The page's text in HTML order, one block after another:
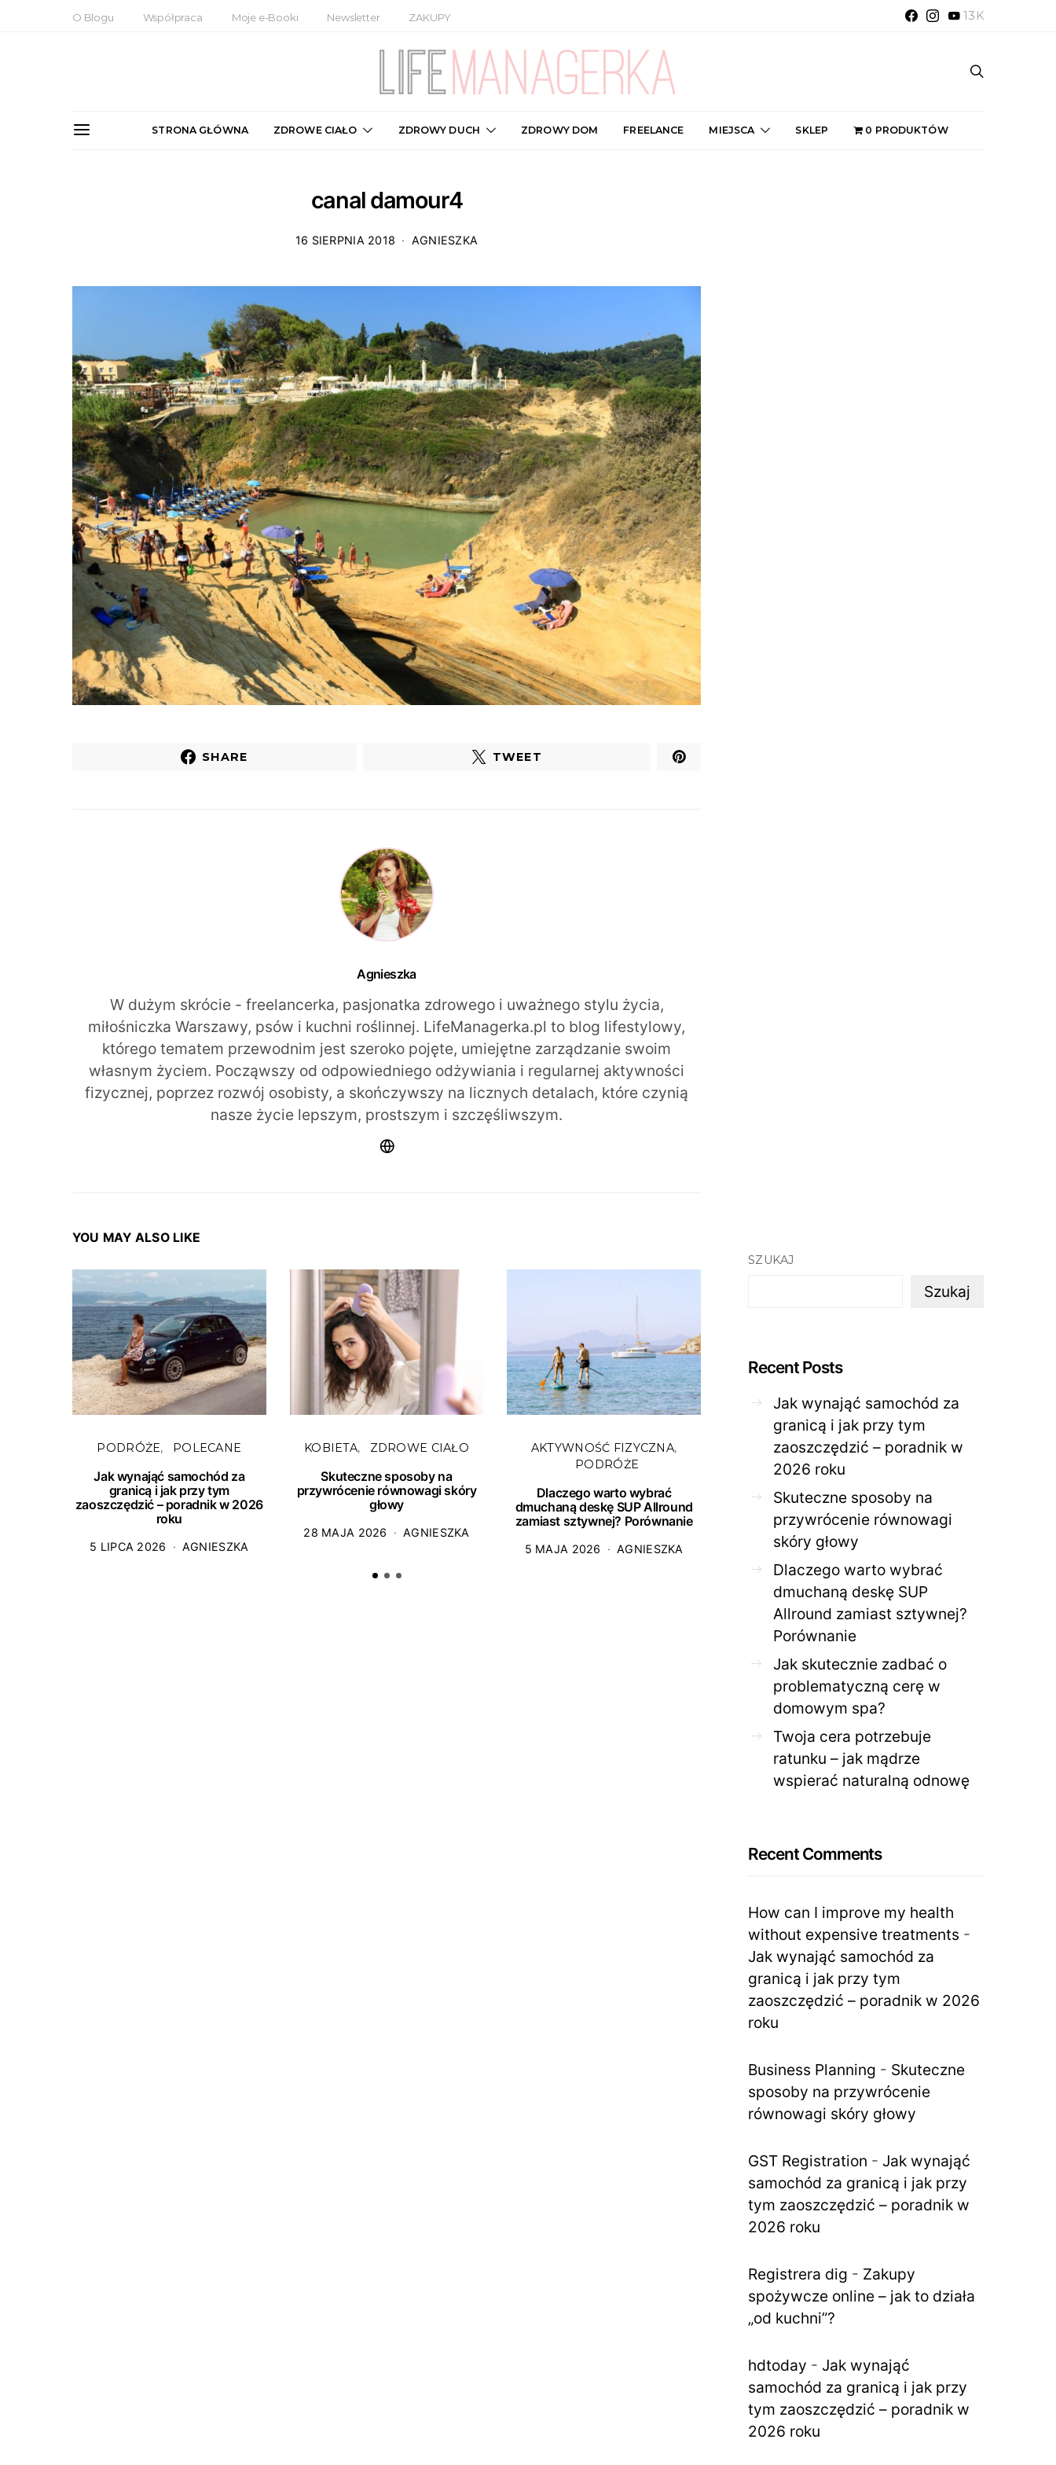
O Blogu Współpraca Moje e-Booki Newsletter ZAKUPY 13K
STRONA GŁÓWNA ZDROWE CIAŁO ZDROWY DUCH ZDROWY DOM FREELANCE MIEJSCA SKLEP 0 PRODUKTÓW
canal damour4
16 SIERPNIA 2018 AGNIESZKA
SHARE TWEET
Agnieszka
W dużym skrócie - freelancerka, pasjonatka zdrowego i uważnego stylu życia,
miłośniczka Warszawy, psów i kuchni roślinnej. LifeManagerka.pl to blog lifestylowy,
którego tematem przewodnim jest szeroko pojęte, umiejętne zarządzanie swoim
własnym życiem. Począwszy od odpowiedniego odżywiania i regularnej aktywności
fizycznej, poprzez rozwój osobisty, a skończywszy na licznych detalach, które czynią
nasze życie lepszym, prostszym i szczęśliwszym.
YOU MAY ALSO LIKE
PODRÓŻE POLECANE
Jak wynająć samochód za
granicą i jak przy tym
zaoszczędzić – poradnik w 2026
roku
5 LIPCA 2026 AGNIESZKA
KOBIETA ZDROWE CIAŁO
Skuteczne sposoby na
przywrócenie równowagi skóry
głowy
28 MAJA 2026 AGNIESZKA
AKTYWNOŚĆ FIZYCZNA
PODRÓŻE
Dlaczego warto wybrać
dmuchaną deskę SUP Allround
zamiast sztywnej? Porównanie
5 MAJA 2026 AGNIESZKA
ZDROWE CIAŁO
Jak skutecznie zadbać o
problematyczną cerę w
domowym spa?
28 KWIETNIA 2026 27 KWIETNIA 2026
SZUKAJ
Szukaj
Recent Posts
Jak wynająć samochód za
granicą i jak przy tym
zaoszczędzić – poradnik w
2026 roku
Skuteczne sposoby na
przywrócenie równowagi
skóry głowy
Dlaczego warto wybrać
dmuchaną deskę SUP
Allround zamiast sztywnej?
Porównanie
Jak skutecznie zadbać o
problematyczną cerę w
domowym spa?
Twoja cera potrzebuje
ratunku – jak mądrze
wspierać naturalną odnowę
Recent Comments
How can I improve my health
without expensive treatments -
Jak wynająć samochód za
granicą i jak przy tym
zaoszczędzić – poradnik w 2026
roku
Business Planning - Skuteczne
sposoby na przywrócenie
równowagi skóry głowy
GST Registration - Jak wynająć
samochód za granicą i jak przy
tym zaoszczędzić – poradnik w
2026 roku
Registrera dig - Zakupy
spożywcze online – jak to działa
„od kuchni”?
hdtoday - Jak wynająć
samochód za granicą i jak przy
tym zaoszczędzić – poradnik w
2026 roku